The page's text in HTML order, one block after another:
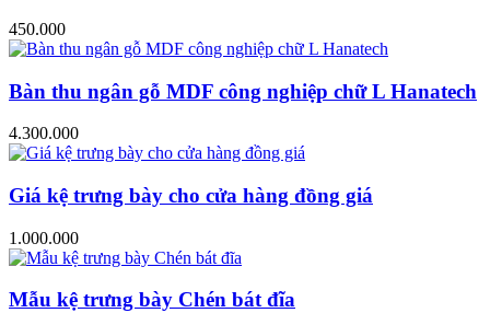
450.000
Bàn thu ngân gỗ MDF công nghiệp chữ L Hanatech
4.300.000
Giá kệ trưng bày cho cửa hàng đồng giá
1.000.000
Mẫu kệ trưng bày Chén bát đĩa